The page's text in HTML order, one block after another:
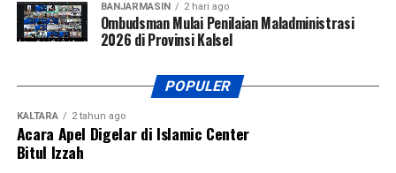
BANJARMASIN 2 hari ago
Ombudsman Mulai Penilaian Maladministrasi
2026 di Provinsi Kalsel
POPULER
KALTARA 2 tahun ago
Acara Apel Digelar di Islamic Center
Bitul Izzah